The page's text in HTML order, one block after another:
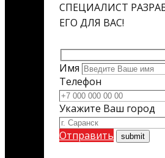
СПЕЦИАЛИСТ
ЕГО ДЛЯ ВАС!
Имя
Телефон
Укажите Ваш город
Отправить